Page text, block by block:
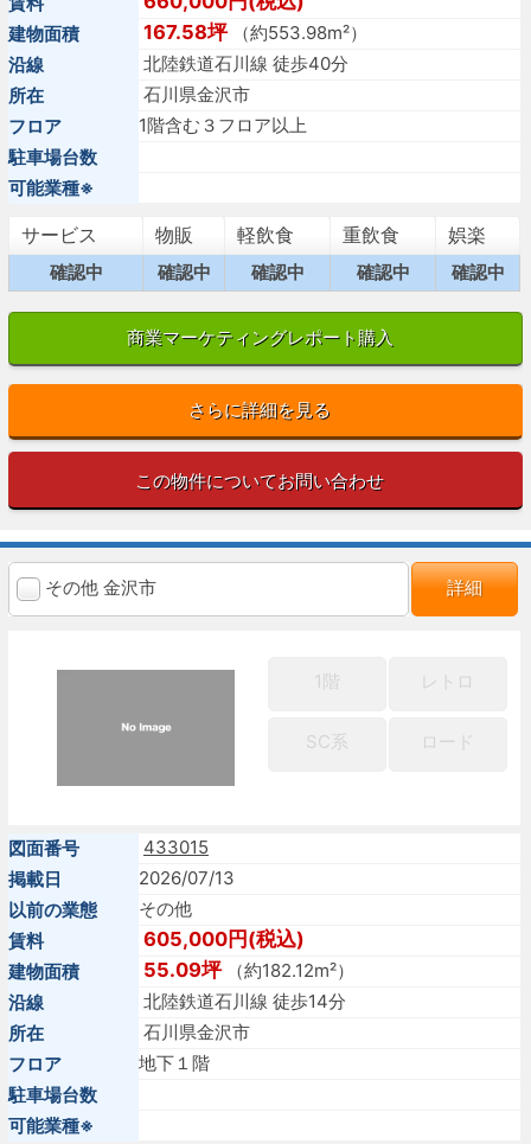
建物面積 167.58坪（約553.98m²）
沿線
北陸鉄道石川線 徒歩40分
所在
石川県金沢市
フロア
1階含む３フロア以上
駐車場台数
可能業種※
サービス 物販 軽飲食 重飲食 娯楽
確認中 確認中 確認中 確認中 確認中
商業マーケティングレポート購入
さらに詳細を見る
この物件についてお問い合わせ
その他 金沢市 詳細
1階 レトロ
SC系 ロード
図面番号
433015
掲載日
2026/07/13
以前の業態
その他
賃料
605,000円(税込)
建物面積 55.09坪（約182.12m²）
沿線
北陸鉄道石川線 徒歩14分
所在
石川県金沢市
フロア
地下１階
駐車場台数
可能業種※